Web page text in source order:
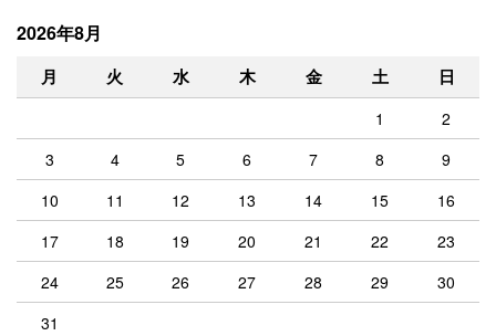
2026年8月
月 火 水 木 金 土 日
1
2
3
4 5 6 7 8
9
10
11 12 13 14 15
16
17
18 19 20 21 22
23
24
25 26 27 28 29
30
31